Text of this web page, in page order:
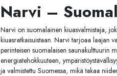
Narvi –
Narvi on suomalainen kiuasvalmistaja,
kiuasratkaisuistaan. Narvi tarjoaa laajan
perinteisen suomalaisen saunakulttuurin
energiatehokkuuteen,
ja valmistettu Suomessa, mikä takaa